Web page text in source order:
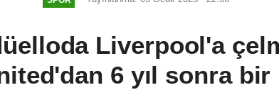
Liverpool'a
6 yıl sonra